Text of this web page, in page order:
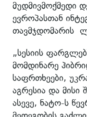
მუდმივმოქმედი
ევროპასთან
თავმჯდომარის
„სესიის
მომდინარე
საფრთხეები,
აგრესია და მისი
ასევე, ნატო-ს